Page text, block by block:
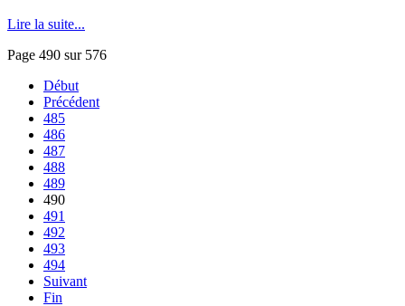
Lire la suite...
Page 490 sur 576
Début
Précédent
485
486
487
488
489
490
491
492
493
494
Suivant
Fin